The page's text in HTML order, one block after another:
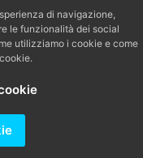
di navigazione,
le funzionalità dei social
utilizziamo i cookie e come